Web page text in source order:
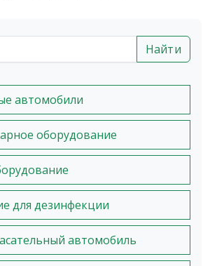
Найти
автомобили
оборудование
для дезинфекции
автомобиль